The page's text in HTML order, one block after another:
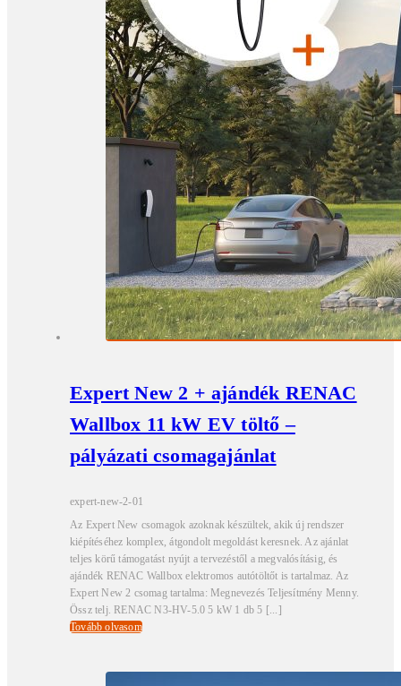
Expert New 2 + ajándék RENAC
Wallbox 11 kW EV töltő –
pályázati csomagajánlat
expert-new-2-01
Az Expert New csomagok azoknak készültek, akik új rendszer
kiépítéséhez komplex, átgondolt megoldást keresnek. Az ajánlat
teljes körű támogatást nyújt a tervezéstől a megvalósításig, és
ajándék RENAC Wallbox elektromos autótöltőt is tartalmaz. Az
Expert New 2 csomag tartalma: Megnevezés Teljesítmény Menny.
Össz telj. RENAC N3-HV-5.0 5 kW 1 db 5 [...]
Tovább olvasom